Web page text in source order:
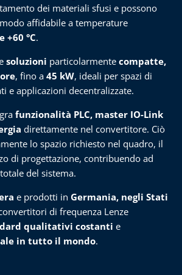
dei materiali sfusi e possono
affidabile a temperature
+60 °C.
soluzioni particolarmente compatte,
, fino a 45 kW, ideali per spazi di
e applicazioni decentralizzate.
funzionalità PLC, master IO-Link
direttamente nel convertitore. Ciò
lo spazio richiesto nel quadro, il
di progettazione, contribuendo ad
del sistema.
e prodotti in Germania, negli Stati
di frequenza Lenze
qualitativi costanti e
in tutto il mondo.